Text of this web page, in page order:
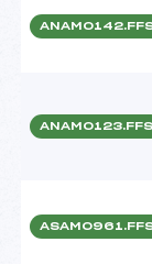
ANAM0123.FFS